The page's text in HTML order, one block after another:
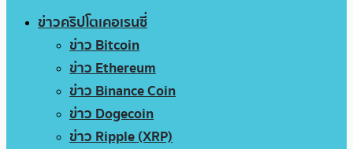
ข่าวคริปโตเคอเรนซี่
ข่าว Bitcoin
ข่าว Ethereum
ข่าว Binance Coin
ข่าว Dogecoin
ข่าว Ripple (XRP)